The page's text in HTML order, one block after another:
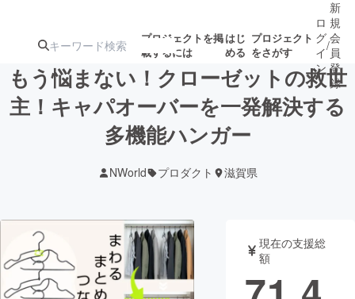
プロジェクトを掲
載するには
はじ
める
プロジェクト
をさがす
注目のリ 注目の新着プロ募集終了が近いプ
テクノロジー・ガジェット
ロ
グ
イ
ン
/
新
規
会
員
登
録
もう悩まない！クローゼットの救世
主！キャパオーバーを一発解決する
多機能ハンガー
NWorld プロダクト 滋賀県
現在の支援総
額